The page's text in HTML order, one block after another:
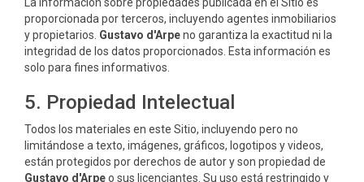
proporcionada por terceros, incluyendo agentes inmobiliarios
y propietarios. Gustavo d'Arpeno garantiza la exactitud ni la
integridad de los datos proporcionados. Esta información es
solo para fines informativos.
5. Propiedad Intelectual
Todos los materiales en este Sitio, incluyendo pero no
limitándose a texto, imágenes, gráficos, logotipos y videos,
están protegidos por derechos de autor y son propiedad de
Gustavo d'Arpeo sus licenciantes. Su uso está restringido y